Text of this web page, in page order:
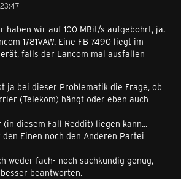
haben wir auf 100 MBit/s aufgebohrt, ja.
1781VAW. Eine FB 7490 liegt im
falls der Lancom mal ausfallen
ja bei dieser Problematik die Frage, ob
(Telekom) hängt oder eben auch
diesem Fall Reddit) liegen kann...
Einen noch den Anderen Partei
weder fach- noch sachkundig genug,
beantworten.